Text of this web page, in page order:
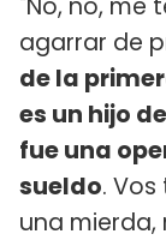
agarrar de
de la
es un hijo
fue una
sueldo.
una mierda,